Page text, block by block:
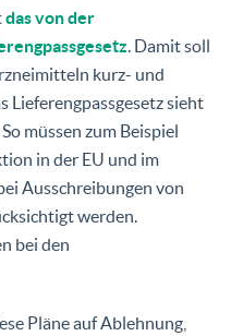
das von der
. Damit soll
kurz- und
Lieferengpassgesetz sieht
müssen zum Beispiel
in der EU und im
Ausschreibungen von
werden.
bei den
Pläne auf Ablehnung,